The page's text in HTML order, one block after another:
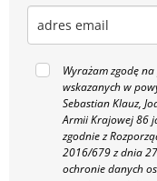
Wyrażam zgodę
wskazanych w
Sebastian Klauz,
Armii Krajowej 86
zgodnie z
2016/679 z dnia
ochronie danych